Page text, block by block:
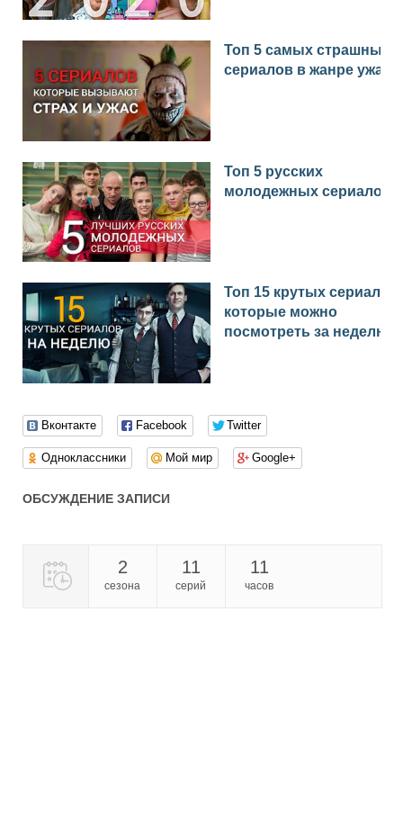
Топ 5 самых страшных
сериалов в жанре ужасы
Топ 5 русских
молодежных сериалов
Топ 15 крутых сериалов,
которые можно
посмотреть за неделю
Вконтакте Facebook Twitter
Одноклассники Мой мир Google+
ОБСУЖДЕНИЕ ЗАПИСИ
2
сезона
11
серий
11
часов